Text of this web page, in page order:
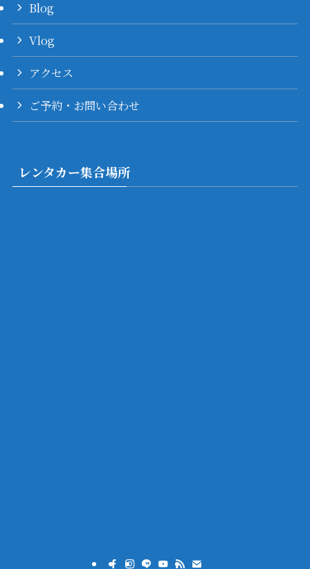
Blog
Vlog
アクセス
ご予約・お問い合わせ
レンタカー集合場所